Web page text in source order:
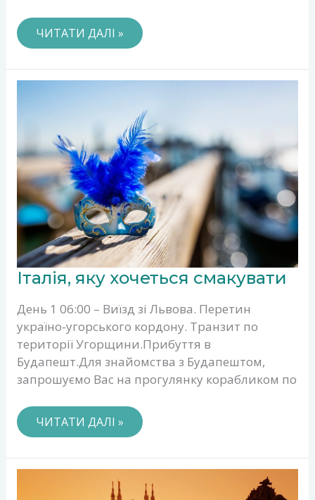
ЧИТАТИ ДАЛІ »
Італія, яку хочеться смакувати
День 1 06:00 – Виїзд зі Львова. Перетин
україно-угорського кордону. Транзит по
території Угорщини.Прибуття в
Будапешт.Для знайомства з Будапештом,
запрошуємо Вас на прогулянку корабликом по
ІТАЛІЯ,
ЯКУ
СМАКУВАТИ
ЧИТАТИ ДАЛІ »